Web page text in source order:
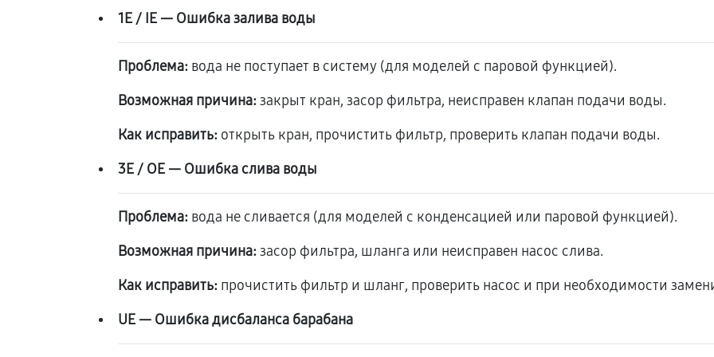
1E / IE — Ошибка залива воды
Проблема: вода не поступает в систему (для моделей с паровой функцией).
Возможная причина:закрыт кран, засор фильтра, неисправен клапан подачи воды.
Как исправить: открыть кран, прочистить фильтр, проверить клапан подачи воды.
3E / OE — Ошибка слива воды
Проблема: вода не сливается (для моделей с конденсацией или паровой функцией).
Возможная причина:засор фильтра, шланга или неисправен насос слива.
Как исправить: прочистить фильтр и шланг, проверить насос и при необходимости
UE — Ошибка дисбаланса барабана